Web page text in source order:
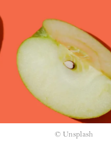
© Unsplash